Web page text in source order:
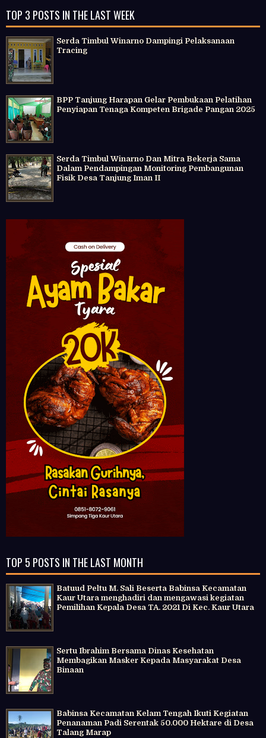
TOP 3 POSTS IN THE LAST WEEK
Serda Timbul Winarno Dampingi Pelaksanaan
Tracing
BPP Tanjung Harapan Gelar Pembukaan Pelatihan
Penyiapan Tenaga Kompeten Brigade Pangan 2025
Serda Timbul Winarno Dan Mitra Bekerja Sama
Dalam Pendampingan Monitoring Pembangunan
Fisik Desa Tanjung Iman II
TOP 5 POSTS IN THE LAST MONTH
Batuud Peltu M. Sali Beserta Babinsa Kecamatan
Kaur Utara menghadiri dan mengawasi kegiatan
Pemilihan Kepala Desa TA. 2021 Di Kec. Kaur Utara
Sertu Ibrahim Bersama Dinas Kesehatan
Membagikan Masker Kepada Masyarakat Desa
Binaan
Babinsa Kecamatan Kelam Tengah Ikuti Kegiatan
Penanaman Padi Serentak 50.000 Hektare di Desa
Talang Marap